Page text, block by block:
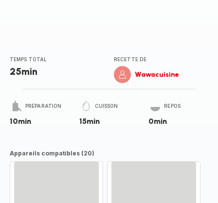
TEMPS TOTAL
25min
RECETTE DE
Wawacuisine
PRÉPARATION
10min
CUISSON
15min
REPOS
0min
Appareils compatibles (20)